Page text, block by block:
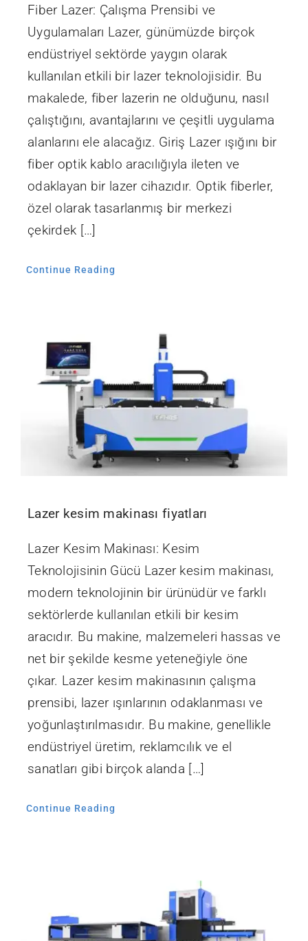
Fiber Lazer: Çalışma Prensibi ve
Uygulamaları Lazer, günümüzde birçok
endüstriyel sektörde yaygın olarak
kullanılan etkili bir lazer teknolojisidir. Bu
makalede, fiber lazerin ne olduğunu, nasıl
çalıştığını, avantajlarını ve çeşitli uygulama
alanlarını ele alacağız. Giriş Lazer ışığını bir
fiber optik kablo aracılığıyla ileten ve
odaklayan bir lazer cihazıdır. Optik fiberler,
özel olarak tasarlanmış bir merkezi
çekirdek […]
Continue Reading
Lazer kesim makinası fiyatları
Lazer Kesim Makinası: Kesim
Teknolojisinin Gücü Lazer kesim makinası,
modern teknolojinin bir ürünüdür ve farklı
sektörlerde kullanılan etkili bir kesim
aracıdır. Bu makine, malzemeleri hassas ve
net bir şekilde kesme yeteneğiyle öne
çıkar. Lazer kesim makinasının çalışma
prensibi, lazer ışınlarının odaklanması ve
yoğunlaştırılmasıdır. Bu makine, genellikle
endüstriyel üretim, reklamcılık ve el
sanatları gibi birçok alanda […]
Continue Reading